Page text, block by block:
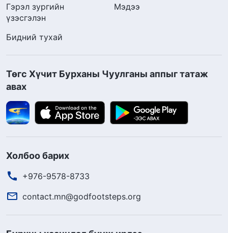
Гэрэл зургийн
үзэсгэлэн
Мэдээ
Бидний тухай
Төгс Хүчит Бурханы Чуулганы аппыг татаж
авах
Холбоо барих
+976-9578-8733
contact.mn@godfootsteps.org